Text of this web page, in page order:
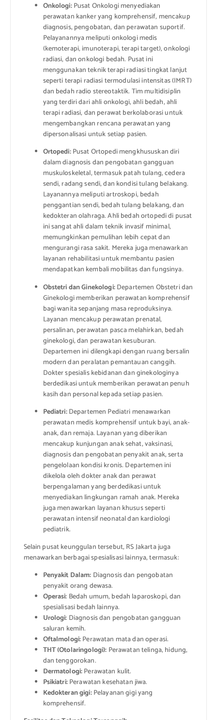
Onkologi:Pusat Onkologi menyediakan
perawatan kanker yang komprehensif, mencakup
diagnosis, pengobatan, dan perawatan suportif.
Pelayanannya meliputi onkologi medis
(kemoterapi, imunoterapi, terapi target), onkologi
radiasi, dan onkologi bedah. Pusat ini
menggunakan teknik terapi radiasi tingkat lanjut
seperti terapi radiasi termodulasi intensitas (IMRT)
dan bedah radio stereotaktik. Tim multidisiplin
yang terdiri dari ahli onkologi, ahli bedah, ahli
terapi radiasi, dan perawat berkolaborasi untuk
mengembangkan rencana perawatan yang
dipersonalisasi untuk setiap pasien.
Ortopedi:Pusat Ortopedi mengkhususkan diri
dalam diagnosis dan pengobatan gangguan
muskuloskeletal, termasuk patah tulang, cedera
sendi, radang sendi, dan kondisi tulang belakang.
Layanannya meliputi artroskopi, bedah
penggantian sendi, bedah tulang belakang, dan
kedokteran olahraga. Ahli bedah ortopedi di pusat
ini sangat ahli dalam teknik invasif minimal,
memungkinkan pemulihan lebih cepat dan
mengurangi rasa sakit. Mereka juga menawarkan
layanan rehabilitasi untuk membantu pasien
mendapatkan kembali mobilitas dan fungsinya.
Obstetri dan Ginekologi:Departemen Obstetri dan
Ginekologi memberikan perawatan komprehensif
bagi wanita sepanjang masa reproduksinya.
Layanan mencakup perawatan prenatal,
persalinan, perawatan pasca melahirkan, bedah
ginekologi, dan perawatan kesuburan.
Departemen ini dilengkapi dengan ruang bersalin
modern dan peralatan pemantauan canggih.
Dokter spesialis kebidanan dan ginekologinya
berdedikasi untuk memberikan perawatan penuh
kasih dan personal kepada setiap pasien.
Pediatri:Departemen Pediatri menawarkan
perawatan medis komprehensif untuk bayi, anak-
anak, dan remaja. Layanan yang diberikan
mencakup kunjungan anak sehat, vaksinasi,
diagnosis dan pengobatan penyakit anak, serta
pengelolaan kondisi kronis. Departemen ini
dikelola oleh dokter anak dan perawat
berpengalaman yang berdedikasi untuk
menyediakan lingkungan ramah anak. Mereka
juga menawarkan layanan khusus seperti
perawatan intensif neonatal dan kardiologi
pediatrik.
Selain pusat keunggulan tersebut, RS Jakarta juga
menawarkan berbagai spesialisasi lainnya, termasuk:
Penyakit Dalam: Diagnosis dan pengobatan
penyakit orang dewasa.
Operasi: Bedah umum, bedah laparoskopi, dan
spesialisasi bedah lainnya.
Urologi: Diagnosis dan pengobatan gangguan
saluran kemih.
Oftalmologi:Perawatan mata dan operasi.
THT (Otolaringologi): Perawatan telinga, hidung,
dan tenggorokan.
Dermatologi:Perawatan kulit.
Psikiatri:Perawatan kesehatan jiwa.
Kedokteran gigi:Pelayanan gigi yang
komprehensif.